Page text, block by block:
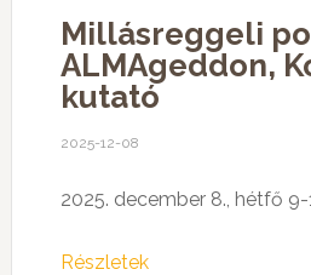
Millásreggeli
ALMAgeddon,
kutató
2025-12-08
2025. december 8., hétfő
Részletek